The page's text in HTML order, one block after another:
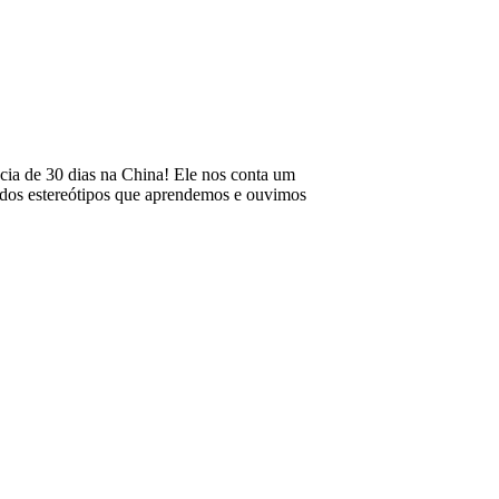
de 30 dias na China! Ele nos conta um
estereótipos que aprendemos e ouvimos